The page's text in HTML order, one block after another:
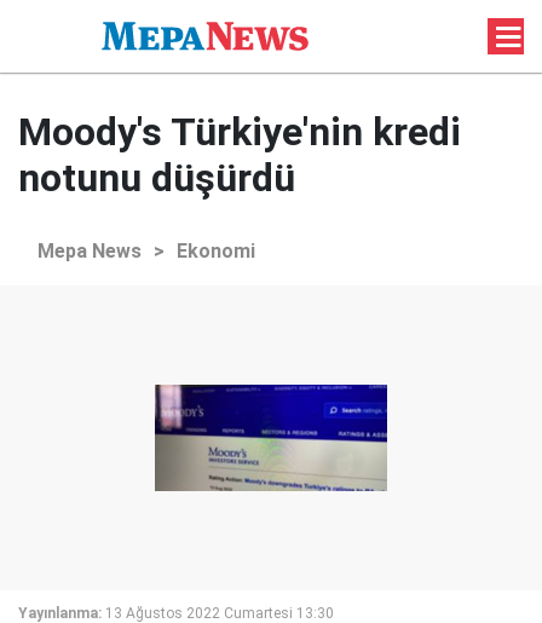
Moody's Türkiye'nin kredi
notunu düşürdü
Mepa News > Ekonomi
Yayınlanma: 13 Ağustos 2022 Cumartesi 13:30